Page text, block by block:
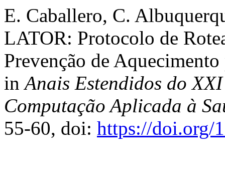
E. Caballero, C.
LATOR: Protocolo de
Prevenção de
inAnais Estendidos do
Computação Aplicada à
55-60, doi: https://doi.org/